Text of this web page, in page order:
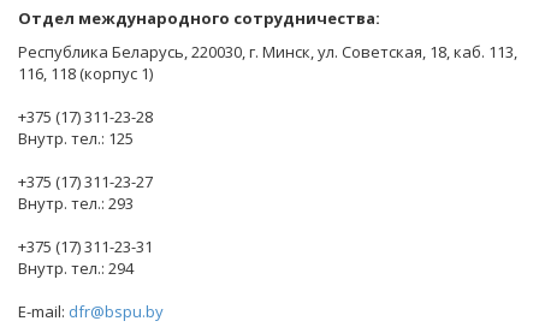
Отдел международного сотрудничества:
Республика Беларусь, 220030, г. Минск, ул. Советская, 18, каб. 113,
116, 118 (корпус 1)
+375 (17) 311-23-28
Внутр. тел.: 125
+375 (17) 311-23-27
Внутр. тел.: 293
+375 (17) 311-23-31
Внутр. тел.: 294
E-mail: dfr@bspu.by